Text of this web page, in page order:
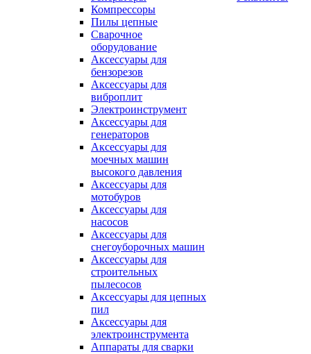
Компрессоры
Пилы цепные
Сварочное
оборудование
Аксессуары для
бензорезов
Аксессуары для
виброплит
Электроинструмент
Аксессуары для
генераторов
Аксессуары для
моечных машин
высокого давления
Аксессуары для
мотобуров
Аксессуары для
насосов
Аксессуары для
снегоуборочных машин
Аксессуары для
строительных
пылесосов
Аксессуары для цепных
пил
Аксессуары для
электроинструмента
Аппараты для сварки